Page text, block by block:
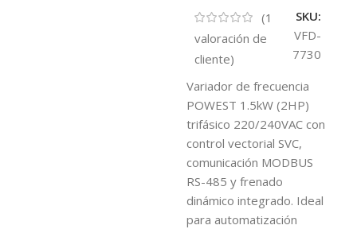
(1
valoración de
cliente)
SKU:
VFD-
7730
Variador de frecuencia
POWEST 1.5kW (2HP)
trifásico 220/240VAC con
control vectorial SVC,
comunicación MODBUS
RS-485 y frenado
dinámico integrado. Ideal
para automatización